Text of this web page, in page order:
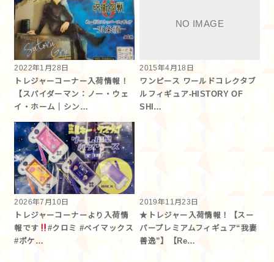
2022年1月28日
トレジャーコーナー入荷情報！
【スパイダーマン：ノー・ウェ
イ・ホーム｜シン…
2015年4月18日
ワンピース ワールドコレクタブ
ルフィギュア-HISTORY OF
SHI…
2026年7月10日
トレジャーコーナーより入荷情
報です︎
#クロミ #ベイマックス
#ポケ…
2019年11月23日
★トレジャー入荷情報！【スー
パープレミアムフィギュア“我妻
善逸”】【Re…